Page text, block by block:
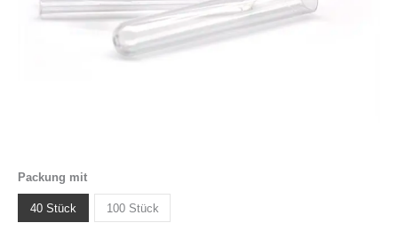
Packung mit
40 Stück 100 Stück